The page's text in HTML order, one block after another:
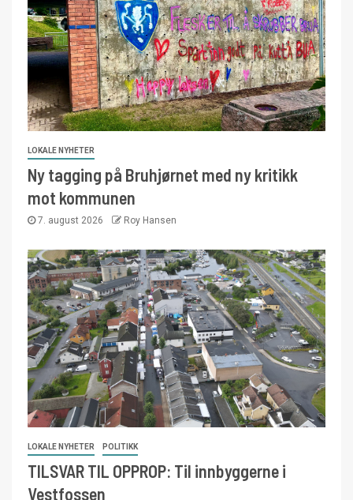
LOKALE NYHETER
Ny tagging på Bruhjørnet med ny kritikk
mot kommunen
7. august 2026 Roy Hansen
LOKALE NYHETER POLITIKK
TILSVAR TIL OPPROP: Til innbyggerne i
Vestfossen